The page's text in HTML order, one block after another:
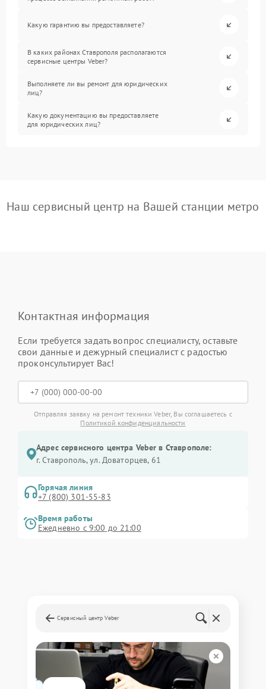
Какую гарантию вы предоставляете?
В каких районах Ставрополя располагаются
сервисные центры Veber?
Выполняете ли вы ремонт для юридических
лиц?
Какую документацию вы предоставляете
для юридических лиц?
Наш сервисный центр на Вашей станции метро
Контактная информация
Если требуется задать вопрос специалисту, оставьте
свои данные и дежурный специалист с радостью
проконсультирует Вас!
Отправляя заявку на ремонт техники Veber, Вы соглашаетесь с
Политикой конфиденциальности
Адрес сервисного центра Veber в Ставрополе:
г. Ставрополь, ул. Доваторцев, 61
Горячая линия
+7 (800) 301-55-83
Время работы
Ежедневно с 9:00 до 21:00
Сервисный центр Veber